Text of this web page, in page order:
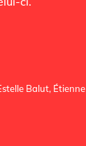
Balut, Étienne